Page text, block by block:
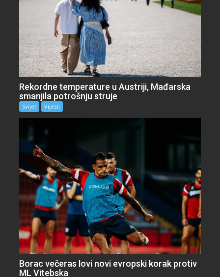
Rekordne temperature u Austriji, Mađarska
smanjila potrošnju struje
Svijet Vijesti
Borac večeras lovi novi evropski korak protiv
ML Vitebska